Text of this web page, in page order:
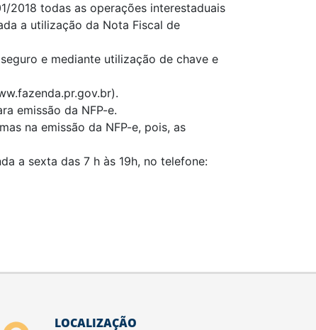
2018 todas as operações interestaduais
a utilização da Nota Fiscal de
e mediante utilização de chave e
emissão da NFP-e.
na emissão da NFP-e, pois, as
a sexta das 7 h às 19h, no telefone:
LOCALIZAÇÃO